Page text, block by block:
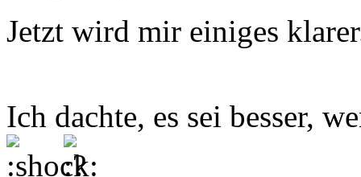
Jetzt wird mir einiges
Ich dachte, es sei besser,